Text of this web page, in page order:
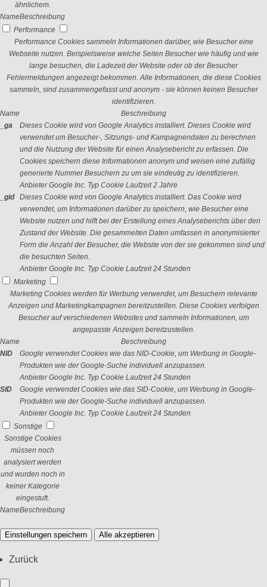
ähnlichem.
NameBeschreibung
Performance
Performance Cookies sammeln Informationen darüber, wie Besucher eine
Webseite nutzen. Beispielsweise welche Seiten Besucher wie häufig und wie
lange besuchen, die Ladezeit der Website oder ob der Besucher
Fehlermeldungen angezeigt bekommen. Alle Informationen, die diese Cookies
sammeln, sind zusammengefasst und anonym - sie können keinen Besucher
identifizieren.
Name
Beschreibung
_ga
Dieses Cookie wird von Google Analytics installiert. Dieses Cookie wird
verwendet um Besucher-, Sitzungs- und Kampagnendaten zu berechnen
und die Nutzung der Website für einen Analysebericht zu erfassen. Die
Cookies speichern diese Informationen anonym und weisen eine zufällig
generierte Nummer Besuchern zu um sie eindeutig zu identifizieren.
Anbieter Google Inc. Typ Cookie Laufzeit 2 Jahre
_gid
Dieses Cookie wird von Google Analytics installiert. Das Cookie wird
verwendet, um Informationen darüber zu speichern, wie Besucher eine
Website nutzen und hilft bei der Erstellung eines Analyseberichts über den
Zustand der Website. Die gesammelten Daten umfassen in anonymisierter
Form die Anzahl der Besucher, die Website von der sie gekommen sind und
die besuchten Seiten.
Anbieter Google Inc. Typ Cookie Laufzeit 24 Stunden
Marketing
Marketing Cookies werden für Werbung verwendet, um Besuchern relevante
Anzeigen und Marketingkampagnen bereitzustellen. Diese Cookies verfolgen
Besucher auf verschiedenen Websites und sammeln Informationen, um
angepasste Anzeigen bereitzustellen.
Name
Beschreibung
NID
Google verwendet Cookies wie das NID-Cookie, um Werbung in Google-
Produkten wie der Google-Suche individuell anzupassen.
Anbieter Google Inc. Typ Cookie Laufzeit 24 Stunden
SID
Google verwendet Cookies wie das SID-Cookie, um Werbung in Google-
Produkten wie der Google-Suche individuell anzupassen.
Anbieter Google Inc. Typ Cookie Laufzeit 24 Stunden
Sonstige
Sonstige Cookies
müssen noch
analysiert werden
und wurden noch in
keiner Kategorie
eingestuft.
NameBeschreibung
Einstellungen speichern Alle akzeptieren
Zurück